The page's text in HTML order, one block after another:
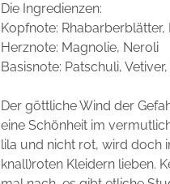
Die Ingredienzen:
Kopfnote: Rhabarberblätter,
Herznote: Magnolie, Neroli
Basisnote: Patschuli,
Der göttliche Wind der
eine Schönheit im
lila und nicht rot, wird doch
knall)roten Kleidern lieben.